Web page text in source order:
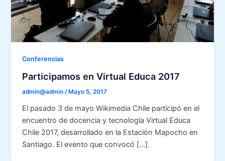
Conferencias
Participamos en Virtual Educa 2017
admin@admin/ Mayo 5, 2017
El pasado 3 de mayo Wikimedia Chile participó en el
encuentro de docencia y tecnología Virtual Educa
Chile 2017, desarrollado en la Estación Mapocho en
Santiago. El evento que convocó […]